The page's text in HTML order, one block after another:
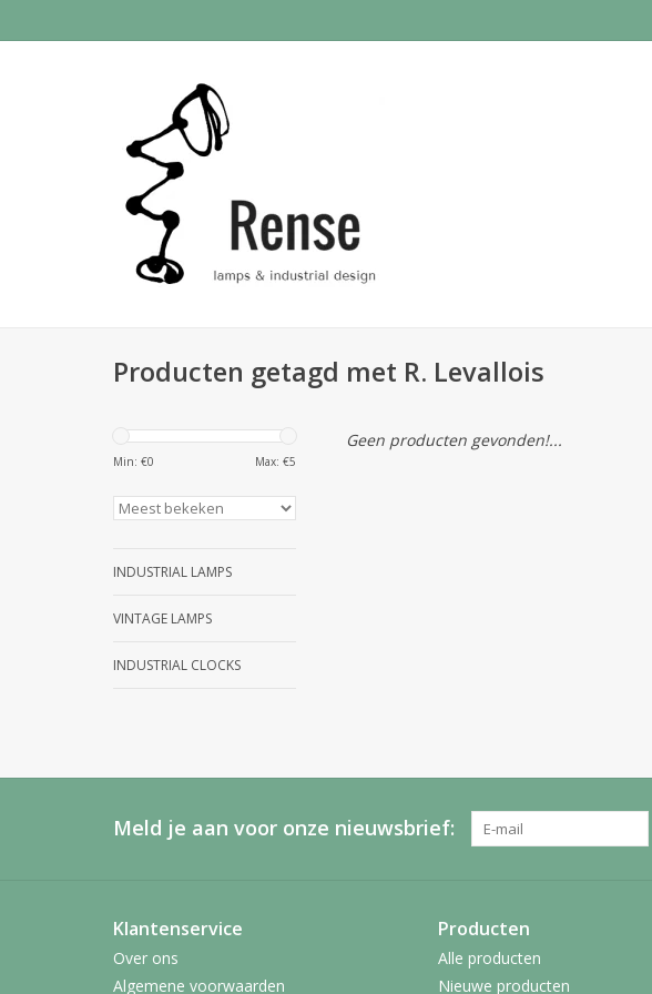
Producten getagd met R. Levallois
Min: €0 Max: €5
INDUSTRIAL LAMPS
VINTAGE LAMPS
INDUSTRIAL CLOCKS
Geen producten gevonden!...
Meld je aan voor onze nieuwsbrief:
Klantenservice
Over ons
Algemene voorwaarden
Producten
Alle producten
Nieuwe producten